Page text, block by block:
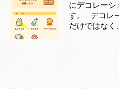
にデコレーシ
す。 デコレ
だけではなく